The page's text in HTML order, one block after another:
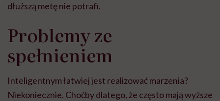
dłuższą metę nie potrafi.
Problemy ze
spełnieniem
Inteligentnym łatwiej jest realizować marzenia?
Niekoniecznie. Choćby dlatego, że często mają wyższe